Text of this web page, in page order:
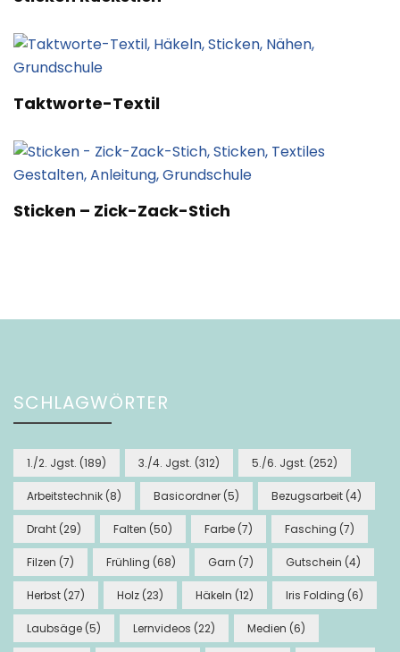
Taktworte-Textil
Sticken – Zick-Zack-Stich
SCHLAGWÖRTER
1./2. Jgst. (189) 3./4. Jgst. (312) 5./6. Jgst. (252)
Arbeitstechnik (8) Basicordner (5) Bezugsarbeit (4)
Draht (29) Falten (50) Farbe (7) Fasching (7)
Filzen (7) Frühling (68) Garn (7) Gutschein (4)
Herbst (27) Holz (23) Häkeln (12) Iris Folding (6)
Laubsäge (5) Lernvideos (22) Medien (6)